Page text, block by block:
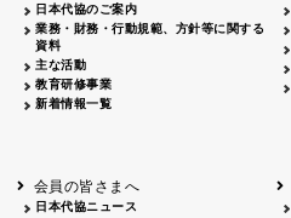
日本代協のご案内
業務・財務・行動規範、方針等に関する
資料
主な活動
教育研修事業
新着情報一覧
会員の皆さまへ
日本代協ニュース